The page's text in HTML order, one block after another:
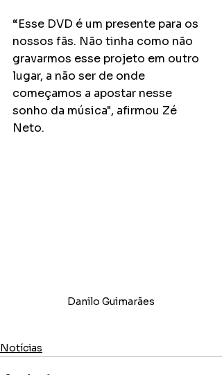
“Esse DVD é um presente para os
nossos fãs. Não tinha como não
gravarmos esse projeto em outro
lugar, a não ser de onde
começamos a apostar nesse
sonho da música", afirmou Zé
Neto.
Danilo Guimarães
Notícias